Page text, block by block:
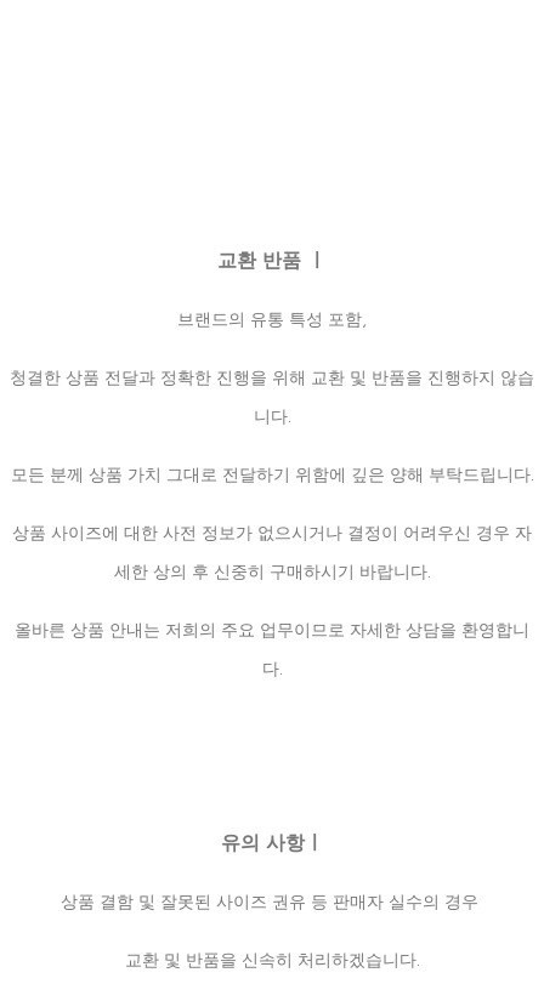
교환 반품 ㅣ
브랜드의 유통 특성 포함,
청결한 상품 전달과 정확한 진행을 위해 교환 및 반품을 진행하지 않습
니다.
모든 분께 상품 가치 그대로 전달하기 위함에 깊은 양해 부탁드립니다.
상품 사이즈에 대한 사전 정보가 없으시거나 결정이 어려우신 경우 자
세한 상의 후 신중히 구매하시기 바랍니다.
올바른 상품 안내는 저희의 주요 업무이므로 자세한 상담을 환영합니
다.
유의 사항ㅣ
상품 결함 및 잘못된 사이즈 권유 등 판매자 실수의 경우
교환 및 반품을 신속히 처리하겠습니다.